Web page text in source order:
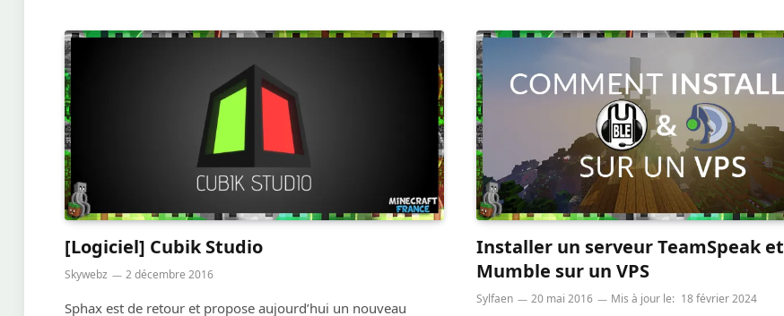
[Logiciel] Cubik Studio
Skywebz 2 décembre 2016
Sphax est de retour et propose aujourd’hui un nouveau
Installer un serveur TeamSpeak et
Mumble sur un VPS
Sylfaen 20 mai 2016 Mis à jour le: 18 février 2024